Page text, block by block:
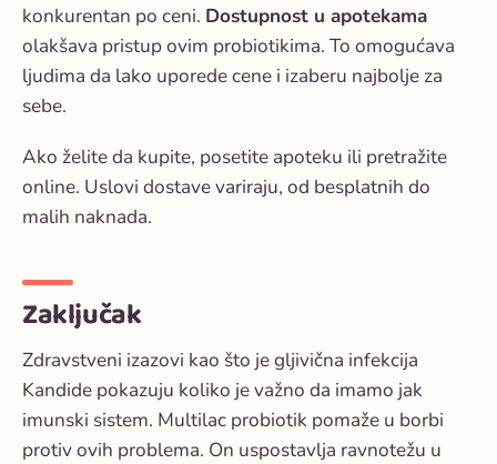
konkurentan po ceni. Dostupnost u apotekama
olakšava pristup ovim probiotikima. To omogućava
ljudima da lako uporede cene i izaberu najbolje za
sebe.
Ako želite da kupite, posetite apoteku ili pretražite
online. Uslovi dostave variraju, od besplatnih do
malih naknada.
Zaključak
Zdravstveni izazovi kao što je gljivična infekcija
Kandide pokazuju koliko je važno da imamo jak
imunski sistem. Multilac probiotik pomaže u borbi
protiv ovih problema. On uspostavlja ravnotežu u